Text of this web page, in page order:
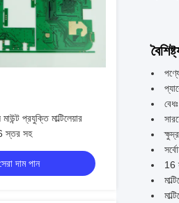
প্রযুক্তি মাল্টিলেয়ার
6 স্তর সহ
দাম পান
16